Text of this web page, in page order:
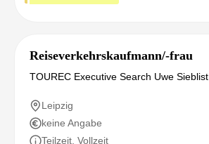
Reiseverkehrskaufmann/-frau
TOUREC Executive Search Uwe Sieblist
Leipzig
keine Angabe
Teilzeit, Vollzeit